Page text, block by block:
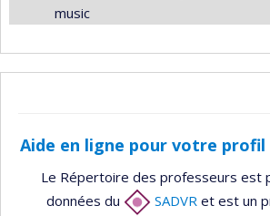
music
Aide en ligne pour votre profil
Le Répertoire des professeurs est
données du
SADVR et est un